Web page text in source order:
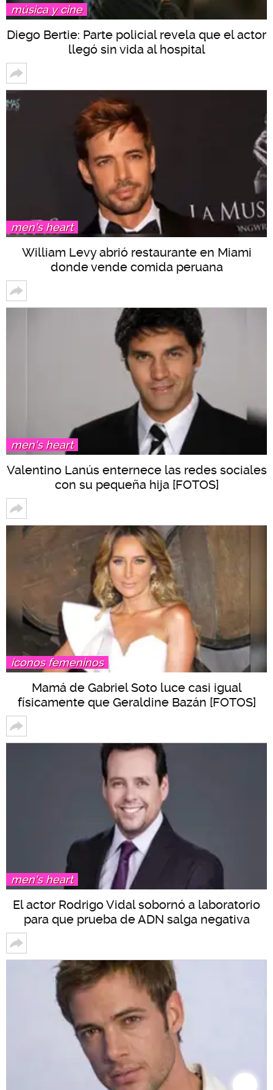
música y cine
Diego Bertie: Parte policial revela que el actor
llegó sin vida al hospital
men's heart
William Levy abrió restaurante en Miami
donde vende comida peruana
men's heart
Valentino Lanús enternece las redes sociales
con su pequeña hija [FOTOS]
íconos femeninos
Mamá de Gabriel Soto luce casi igual
físicamente que Geraldine Bazán [FOTOS]
men's heart
El actor Rodrigo Vidal sobornó a laboratorio
para que prueba de ADN salga negativa